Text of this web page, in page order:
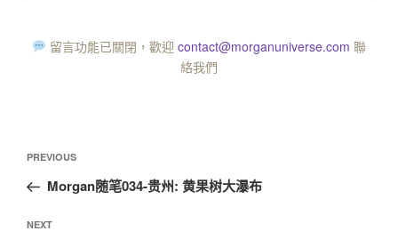
留言功能已關閉，歡迎 contact@morganuniverse.com 聯
絡我們
PREVIOUS
Morgan随笔034-贵州: 黄果树大瀑布
NEXT